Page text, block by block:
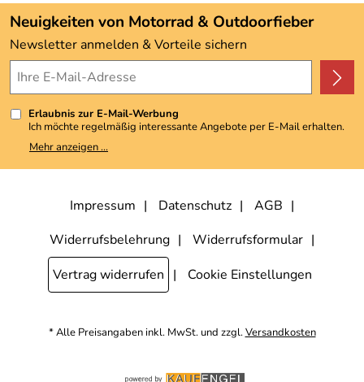
Angebote
Kundenbewertungen (3.493)
4,9/5*****
Neuigkeiten von Motorrad & Outdoorfieber
Newsletter anmelden & Vorteile sichern
Erlaubnis zur E-Mail-Werbung
Ich möchte regelmäßig interessante Angebote per E-Mail erhalten.
Meine E-Mail-Adresse wird nicht an andere Unternehmen
weitergegeben. Zu statistischen Zwecken wird in anonymer Form
kann ich jederzeit mit Wirkung für die Zukunft widerrufen, indem ich
den Link "Abmelden" am Ende des Newsletters anklicke. Die
Mehr anzeigen ...
Impressum Datenschutz
AGB
Widerrufsbelehrung
Widerrufsformular
Vertrag widerrufen
Cookie Einstellungen
* Alle Preisangaben inkl. MwSt. und zzgl.Versandkosten